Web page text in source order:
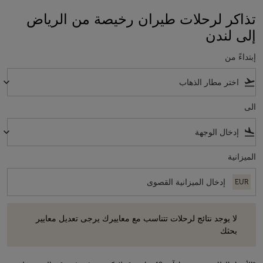
تذاكر لرحلات طيران رخيصة من الرياض
إلى لندن
إبتداءً من
flight_takeoff
keyboard_arrow_down
الى
flight_land
keyboard_arrow_down
الميزانية
EUR
لا يوجد نتائج لرحلات تتناسب مع معاييرك يرجى تعديل معايير
بحثك